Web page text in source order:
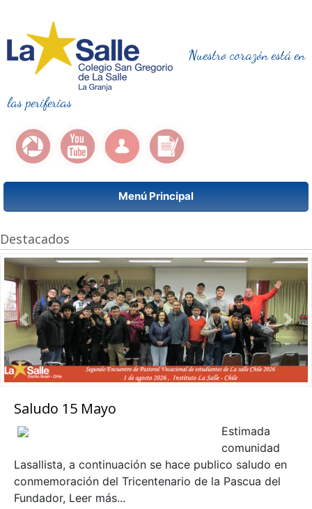
Nuestro corazón está en
las periferias
Menú Principal
Destacados
Anterior
Saludo 15 Mayo
Estimada
comunidad
Lasallista, a continuación se hace publico saludo en
conmemoración del Tricentenario de la Pascua del
Fundador, Leer más...